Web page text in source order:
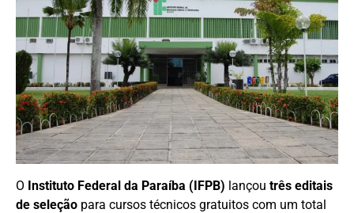
O Instituto Federal da Paraíba (IFPB) lançou três editais
de seleção para cursos técnicos gratuitos com um total